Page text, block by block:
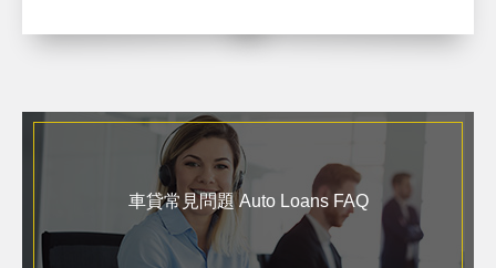
車貸常見問題 Auto Loans FAQ